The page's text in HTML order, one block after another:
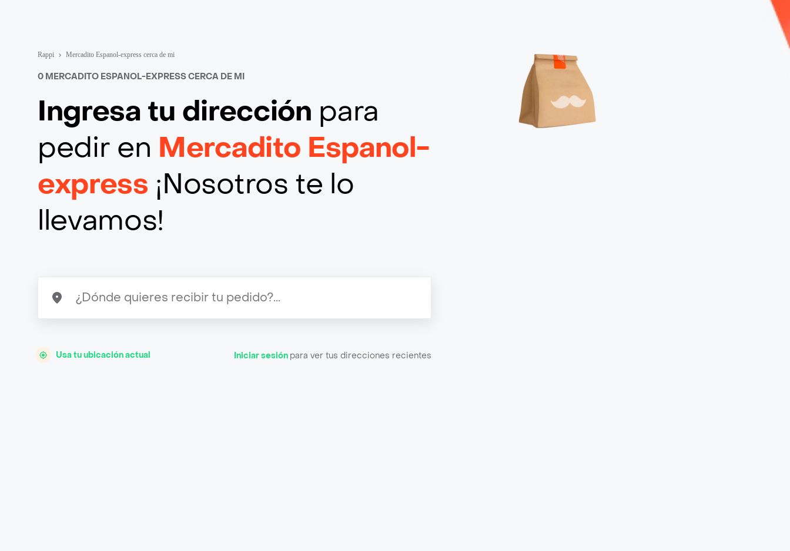
Rappi Mercadito Espanol-express cerca de mi
0 MERCADITO ESPANOL-EXPRESS CERCA DE MI
Ingresa tu dirección para
pedir en Mercadito Espanol-
express ¡Nosotros te lo
llevamos!
Usa tu ubicación actual Iniciar sesión para ver tus direcciones recientes